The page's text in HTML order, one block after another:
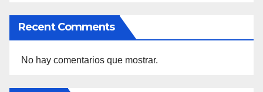
Recent Comments
No hay comentarios que mostrar.